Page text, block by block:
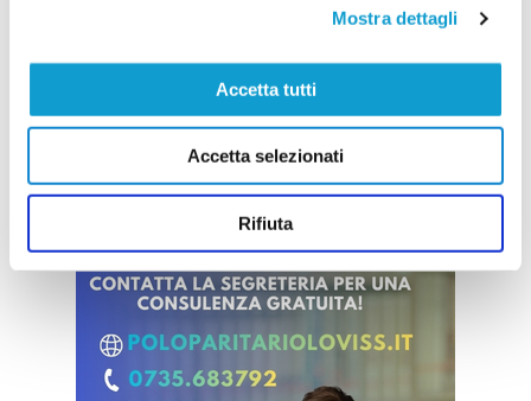
Mostra dettagli
Accetta tutti
Accetta selezionati
Rifiuta